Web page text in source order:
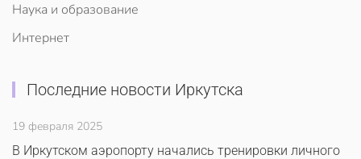
Наука и образование
Интернет
Последние новости Иркутска
19 февраля 2025
В Иркутском аэропорту начались тренировки личного